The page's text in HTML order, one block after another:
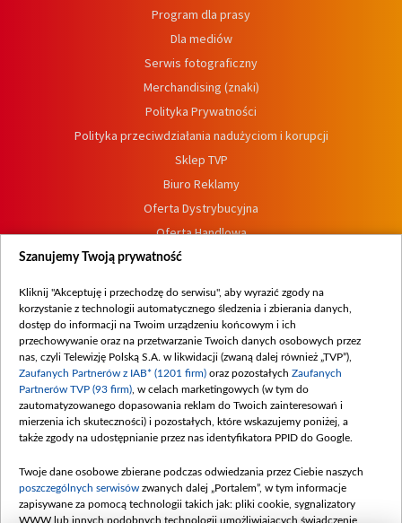
Program dla prasy
Dla mediów
Serwis fotograficzny
Merchandising (znaki)
Polityka Prywatności
Polityka przeciwdziałania nadużyciom i korupcji
Sklep TVP
Biuro Reklamy
Oferta Dystrybucyjna
Oferta Handlowa
Dostępność
Procedura zgłoszeń wewnętrznych
Szanujemy Twoją prywatność
Kliknij "Akceptuję i przechodzę do serwisu", aby wyrazić zgody na
korzystanie z technologii automatycznego śledzenia i zbierania danych,
dostęp do informacji na Twoim urządzeniu końcowym i ich
przechowywanie oraz na przetwarzanie Twoich danych osobowych przez
nas, czyli Telewizję Polską S.A. w likwidacji (zwaną dalej również „TVP”),
Zaufanych Partnerów z IAB* (1201 firm) oraz pozostałych Zaufanych
Partnerów TVP (93 firm) , w celach marketingowych (w tym do
zautomatyzowanego dopasowania reklam do Twoich zainteresowań i
mierzenia ich skuteczności) i pozostałych, które wskazujemy poniżej, a
także zgody na udostępnianie przez nas identyfikatora PPID do Google.
Twoje dane osobowe zbierane podczas odwiedzania przez Ciebie naszych
poszczególnych serwisów zwanych dalej „Portalem”, w tym informacje
zapisywane za pomocą technologii takich jak: pliki cookie, sygnalizatory
WWW lub innych podobnych technologii umożliwiających świadczenie